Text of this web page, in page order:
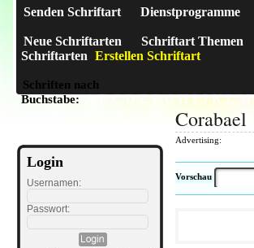
Senden Schriftart Dienstprogramme
Neue Schriftarten Schriftart Themen
Schriftarten Erstellen Schriftart
Schriften nach
Buchstabe: A B C D E F G H I J K L M
Login
Usernamen:
Passwort:
Corabael
Advertising:
Vorschau